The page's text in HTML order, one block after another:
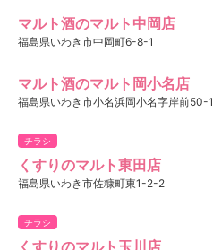
マルト酒のマルト中岡店
福島県いわき市中岡町6-8-1
マルト酒のマルト岡小名店
福島県いわき市小名浜岡小名字岸前50-1
チラシ
くすりのマルト東田店
福島県いわき市佐糠町東1-2-2
チラシ
くすりのマルト玉川店